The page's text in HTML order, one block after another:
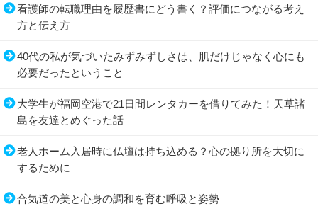
看護師の転職理由を履歴書にどう書く？評価につながる考え
方と伝え方
40代の私が気づいたみずみずしさは、肌だけじゃなく心にも
必要だったということ
大学生が福岡空港で21日間レンタカーを借りてみた！天草諸
島を友達とめぐった話
老人ホーム入居時に仏壇は持ち込める？心の拠り所を大切に
するために
合気道の美と心身の調和を育む呼吸と姿勢